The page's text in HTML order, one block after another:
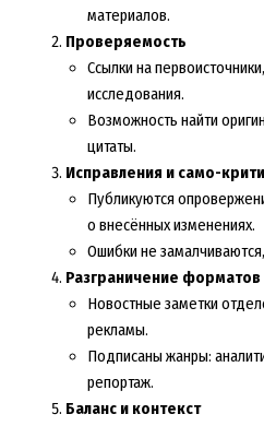
материалов.
Проверяемость
Ссылки на
исследования.
Возможность найти
цитаты.
Исправления и само-
Публикуются
о внесённых изменениях.
Ошибки не
Разграничение форматов
Новостные заметки
рекламы.
Подписаны жанры:
репортаж.
Баланс и контекст